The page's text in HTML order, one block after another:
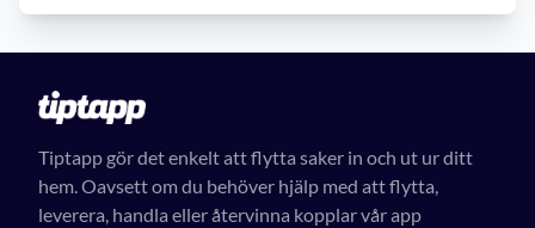
Tiptapp gör det enkelt att flytta saker in och ut ur ditt
hem. Oavsett om du behöver hjälp med att flytta,
leverera, handla eller återvinna kopplar vår app